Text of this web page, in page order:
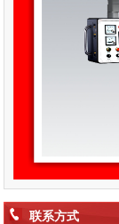
联系方式